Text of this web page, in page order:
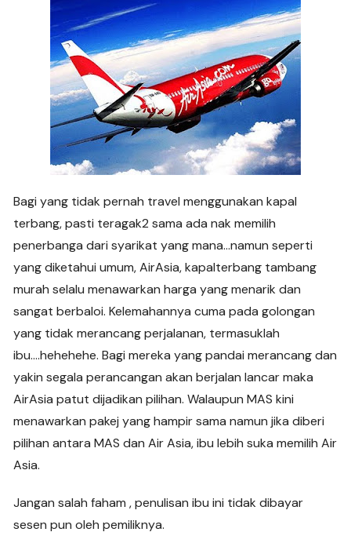
Bagi yang tidak pernah travel menggunakan kapal
terbang, pasti teragak2 sama ada nak memilih
penerbanga dari syarikat yang mana…namun seperti
yang diketahui umum, AirAsia, kapalterbang tambang
murah selalu menawarkan harga yang menarik dan
sangat berbaloi. Kelemahannya cuma pada golongan
yang tidak merancang perjalanan, termasuklah
ibu….hehehehe. Bagi mereka yang pandai merancang dan
yakin segala perancangan akan berjalan lancar maka
AirAsia patut dijadikan pilihan. Walaupun MAS kini
menawarkan pakej yang hampir sama namun jika diberi
pilihan antara MAS dan Air Asia, ibu lebih suka memilih Air
Asia.
Jangan salah faham , penulisan ibu ini tidak dibayar
sesen pun oleh pemiliknya.